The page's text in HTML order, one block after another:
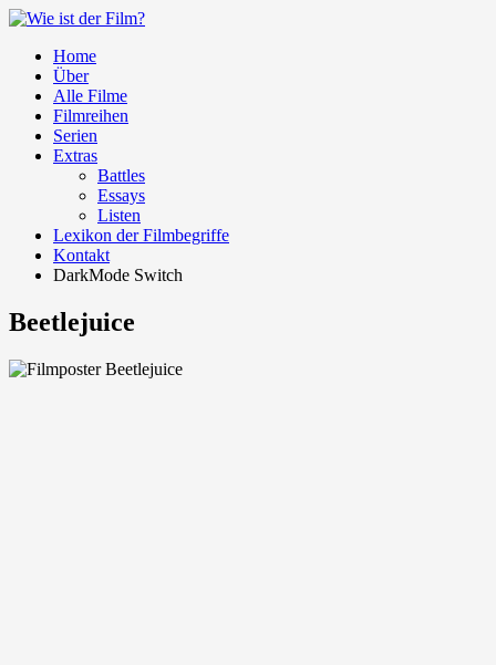
Home
Über
Alle Filme
Filmreihen
Serien
Extras
Battles
Essays
Listen
Lexikon der Filmbegriffe
Kontakt
DarkMode Switch
Beetlejuice